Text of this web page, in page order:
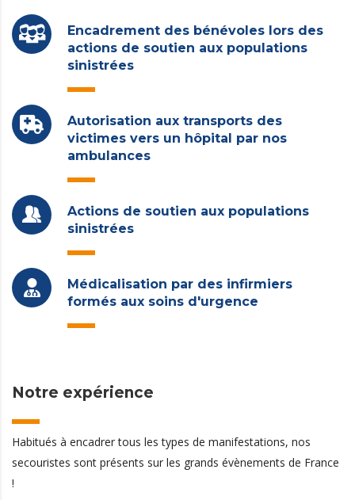
Encadrement des bénévoles lors des
actions de soutien aux populations
sinistrées
Autorisation aux transports des
victimes vers un hôpital par nos
ambulances
Actions de soutien aux populations
sinistrées
Médicalisation par des infirmiers
formés aux soins d'urgence
Notre expérience
Habitués à encadrer tous les types de manifestations, nos
secouristes sont présents sur les grands évènements de France
!